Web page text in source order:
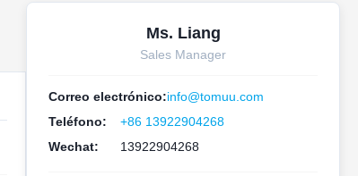
Ms. Liang
Sales Manager
Correo electrónico:info@tomuu.com
Teléfono:
+86 13922904268
Wechat:
13922904268